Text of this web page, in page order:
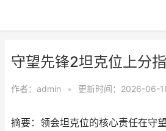
守望先锋2坦克位上分
作者： admin • 更新时间：2026-06-
摘要：领会坦克位的核心责任在守